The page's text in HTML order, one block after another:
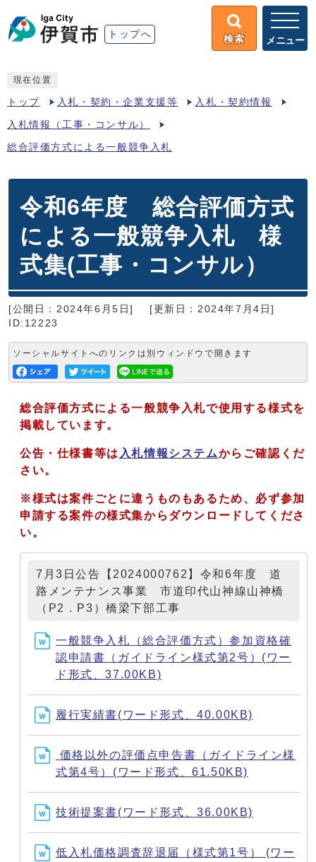
トップへ 検索 メニュー
現在位置
トップ 入札・契約・企業支援等 入札・契約情報
入札情報（工事・コンサル）
総合評価方式による一般競争入札
令和6年度 総合評価方式
による一般競争入札 様
式集(工事・コンサル）
[公開日：2024年6月5日]
[更新日：2024年7月4日]
ID:12223
ソーシャルサイトへのリンクは別ウィンドウで開きます
総合評価方式による一般競争入札で使用する様式を
掲載しています。
公告・仕様書等は 入札情報システムからご確認くだ
さい。
※様式は案件ごとに違うものもあるため、必ず参加
申請する案件の様式集からダウンロードしてくださ
い。
7月3日公告【2024000762】令和6年度 道
路メンテナンス事業 市道印代山神線山神橋
（P2．P3）橋梁下部工事
一般競争入札（総合評価方式）参加資格確
認申請書（ガイドライン様式第2号）(ワー
ド形式、37.00KB)
履行実績書(ワード形式、40.00KB)
価格以外の評価点申告書（ガイドライン様
式第4号）(ワード形式、61.50KB)
技術提案書(ワード形式、36.00KB)
低入札価格調査辞退届（様式第1号） (ワー